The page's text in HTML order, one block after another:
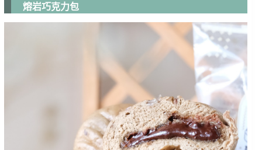
熔岩巧克力包